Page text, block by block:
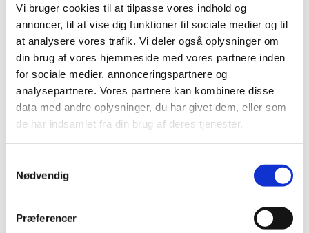
Vi bruger cookies til at tilpasse vores indhold og
annoncer, til at vise dig funktioner til sociale medier og til
at analysere vores trafik. Vi deler også oplysninger om
din brug af vores hjemmeside med vores partnere inden
for sociale medier, annonceringspartnere og
analysepartnere. Vores partnere kan kombinere disse
data med andre oplysninger, du har givet dem, eller som
de har indsamlet fra din brug af deres tjenester.
Nødvendig
Præferencer
2018 (150)
2017 (167)
2016 (167)
2015 (33)
2014 (44)
2013 (49)
december (4)
november (5)
september (6)
juli (2)